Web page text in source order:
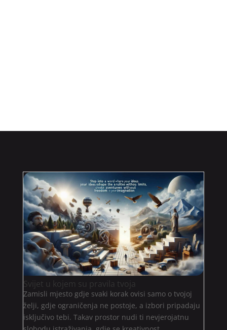
Svijet u kojem su pravila tvoja
Zamisli mjesto gdje svaki korak ovisi samo o tvojoj
želji, gdje ograničenja ne postoje, a izbori pripadaju
isključivo tebi. Takav prostor nudi ti nevjerojatnu